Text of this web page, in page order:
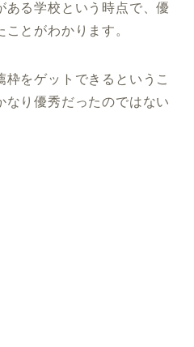
ある学校という時点で、優
とがわかります。
枠をゲットできるというこ
なり優秀だったのではない